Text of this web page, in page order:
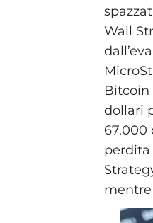
Wall
Bitcoin
dollari
67.000
perdita